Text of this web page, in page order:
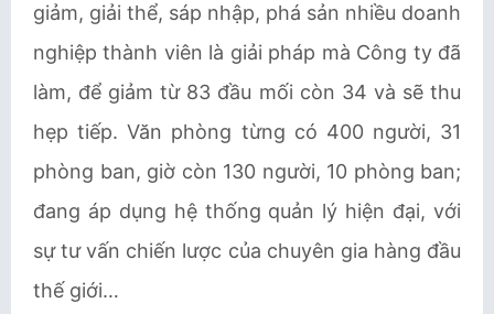
giảm, giải thể, sáp nhập, phá sản nhiều doanh
nghiệp thành viên là giải pháp mà Công ty đã
làm, để giảm từ 83 đầu mối còn 34 và sẽ thu
hẹp tiếp. Văn phòng từng có 400 người, 31
phòng ban, giờ còn 130 người, 10 phòng ban;
đang áp dụng hệ thống quản lý hiện đại, với
sự tư vấn chiến lược của chuyên gia hàng đầu
thế giới…